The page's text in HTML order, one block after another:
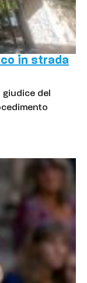
in strada
del